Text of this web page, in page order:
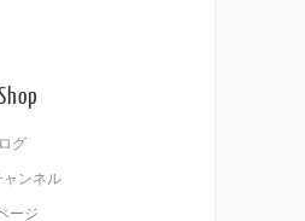
グ
ャンネル
ージ